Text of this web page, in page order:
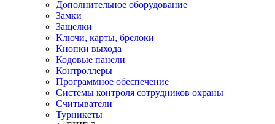
Дополнительное оборудование
Замки
Защелки
Ключи, карты, брелоки
Кнопки выхода
Кодовые панели
Контроллеры
Программное обеспечение
Системы контроля сотрудников охраны
Считыватели
Турникеты